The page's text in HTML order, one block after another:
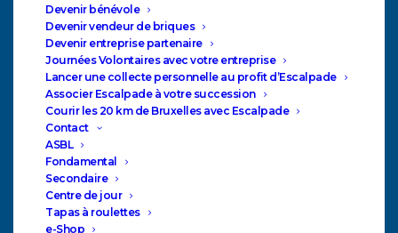
Devenir bénévole
Devenir vendeur de briques
Devenir entreprise partenaire
Journées Volontaires avec votre entreprise
Lancer une collecte personnelle au profit d’Escalpade
Associer Escalpade à votre succession
Courir les 20 km de Bruxelles avec Escalpade
Contact
ASBL
Fondamental
Secondaire
Centre de jour
Tapas à roulettes
e-Shop
Dès la rentrée scolaire 2023, l’école secondaire
accueillera, dans sa filière FORME 4, des élèves
ayant une déficience visuelle (type 6) et/ou